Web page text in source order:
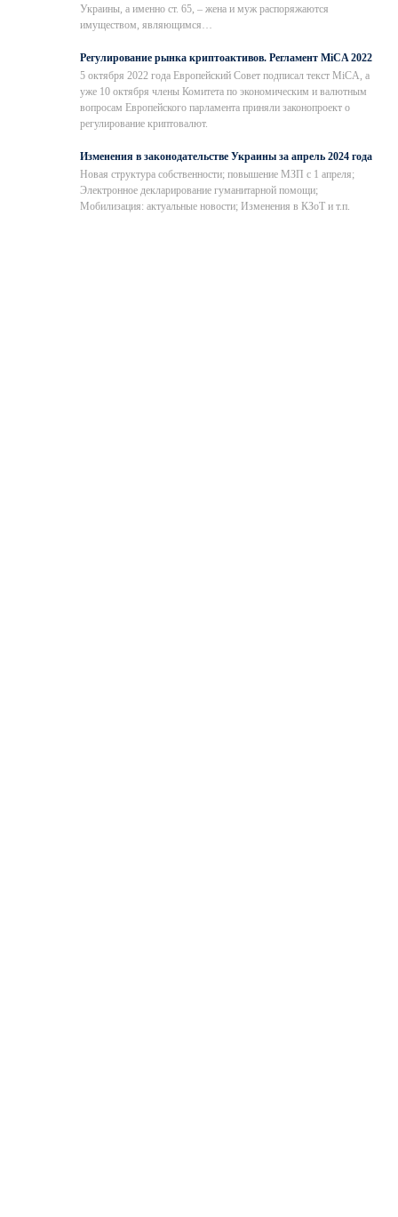
Украины, а именно ст. 65, – жена и муж распоряжаются
имуществом, являющимся…
Регулирование рынка криптоактивов. Регламент MiCA 2022
5 октября 2022 года Европейский Совет подписал текст MiCA, а
уже 10 октября члены Комитета по экономическим и валютным
вопросам Европейского парламента приняли законопроект о
регулирование криптовалют.
Изменения в законодательстве Украины за апрель 2024 года
Новая структура собственности; повышение МЗП с 1 апреля;
Электронное декларирование гуманитарной помощи;
Мобилизация: актуальные новости; Изменения в КЗоТ и т.п.